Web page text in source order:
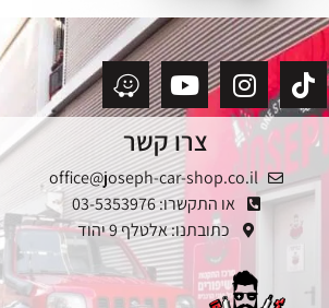
צרו קשר
office@joseph-car-shop.co.il
או התקשרו: 03-5353976
כתובתנו: אלטלף 9 יהוד